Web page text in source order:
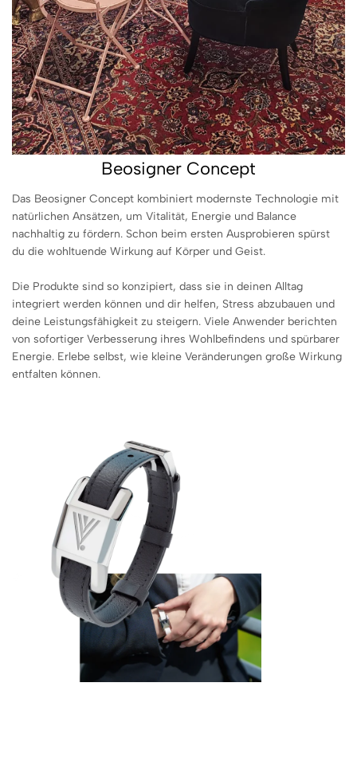
Beosigner Concept
Das Beosigner Concept kombiniert modernste Technologie mit
natürlichen Ansätzen, um Vitalität, Energie und Balance
nachhaltig zu fördern. Schon beim ersten Ausprobieren spürst
du die wohltuende Wirkung auf Körper und Geist.
Die Produkte sind so konzipiert, dass sie in deinen Alltag
integriert werden können und dir helfen, Stress abzubauen und
deine Leistungsfähigkeit zu steigern. Viele Anwender berichten
von sofortiger Verbesserung ihres Wohlbefindens und spürbarer
Energie. Erlebe selbst, wie kleine Veränderungen große Wirkung
entfalten können.